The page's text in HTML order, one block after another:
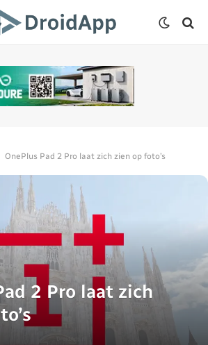
OnePlus Pad 2 Pro laat zich zien op foto’s
2 Pro laat zich